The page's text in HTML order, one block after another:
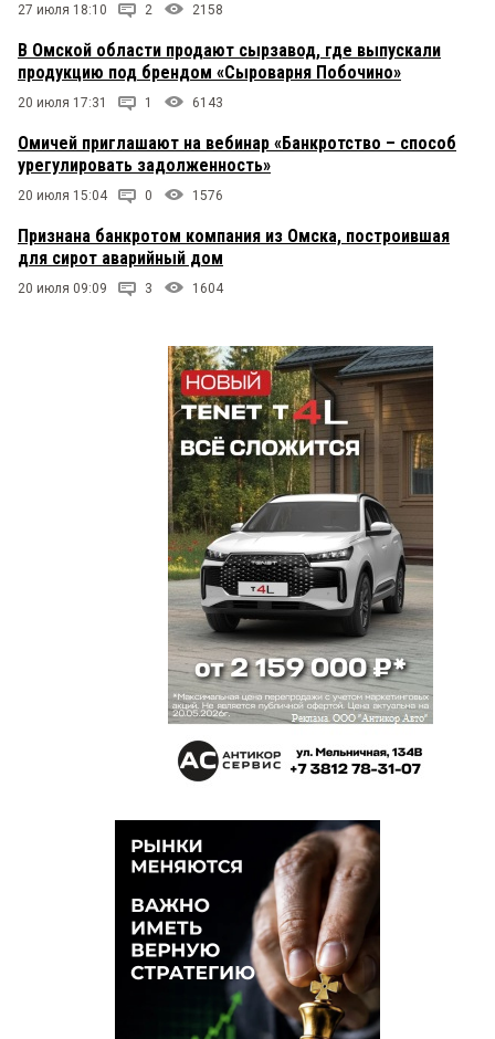
27 июля 18:10 2 2158
В Омской области продают сырзавод, где выпускали
продукцию под брендом «Сыроварня Побочино»
20 июля 17:31 1 6143
Омичей приглашают на вебинар «Банкротство – способ
урегулировать задолженность»
20 июля 15:04 0 1576
Признана банкротом компания из Омска, построившая
для сирот аварийный дом
20 июля 09:09 3 1604